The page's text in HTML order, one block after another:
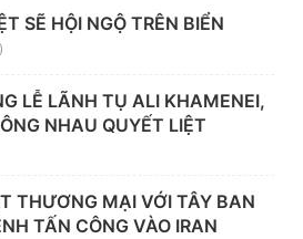
SẼ HỘI NGỘ TRÊN BIỂN
LỄ LÃNH TỤ ALI KHAMENEI,
NHAU QUYẾT LIỆT
THƯƠNG MẠI VỚI TÂY BAN
TẤN CÔNG VÀO IRAN